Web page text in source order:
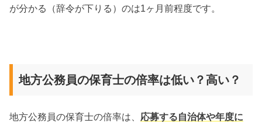
が分かる（辞令が下りる）のは1ヶ月前程度です。
地方公務員の保育士の倍率は低い？高い？
地方公務員の保育士の倍率は、 応募する自治体や年度に